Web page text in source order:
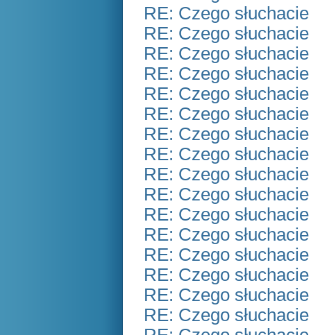
RE: Czego
RE: Czego
RE: Czego
RE: Czego
RE: Czego
RE: Czego
RE: Czego
RE: Czego
RE: Czego
RE: Czego
RE: Czego
RE: Czego
RE: Czego
RE: Czego
RE: Czego
RE: Czego